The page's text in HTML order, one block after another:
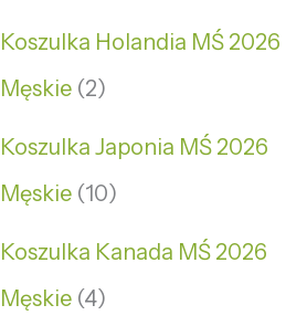
Koszulka Holandia MŚ 2026
Męskie 2
Koszulka Japonia MŚ 2026
Męskie 10
Koszulka Kanada MŚ 2026
Męskie 4